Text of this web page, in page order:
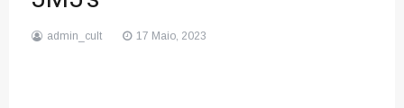
admin_cult 17 Maio, 2023